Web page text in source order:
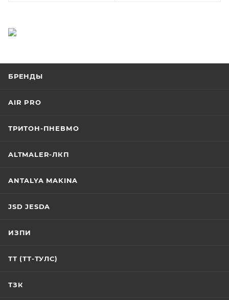
БРЕНДЫ
AIR PRO
ТРИТОН-ПНЕВМО
ALTMALER-ЛКП
ANTALYA MAKINA
JSD JESDA
ИЗПИ
ТТ (ТТ-ТУЛС)
ТЗК